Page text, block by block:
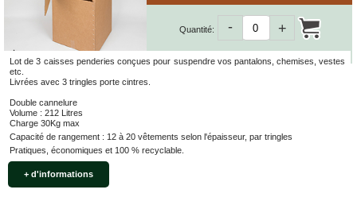
Lot de 3 caisses penderies conçues pour suspendre vos pantalons, chemises, vestes
etc.
Livrées avec 3 tringles porte cintres.
Double cannelure
Volume : 212 Litres
Charge 30Kg max
Capacité de rangement : 12 à 20 vêtements selon l'épaisseur, par tringles
Pratiques, économiques et 100 % recyclable.
+ d'informations
Quantité: +
-